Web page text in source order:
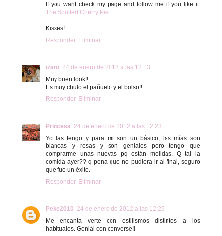
If you want check my page and follow me if you like it:
The Spotted Cherry Pie
Kisses!
Responder Eliminar
izaro 24 de enero de 2012 a las 12:13
Muy buen look!!
Es muy chulo el pañuelo y el bolso!!
Responder Eliminar
Princesa 24 de enero de 2012 a las 12:23
Yo las tengo y para mi son un básico, las mías son
blancas y rosas y son geniales pero tengo que
comprarme unas nuevas pq están molidas. Q tal la
comida ayer?? q pena que no pudiera ir al final, seguro
que fue un éxito.
Responder Eliminar
Peke2010 24 de enero de 2012 a las 12:29
Me encanta verte con estilismos distintos a los
habituales. Genial con converse!!